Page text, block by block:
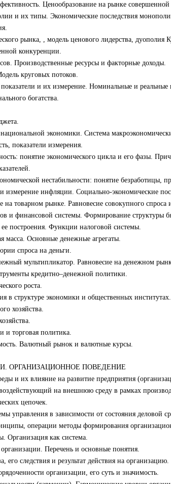
Ценообразование на рынке
и их типы. Экономические последствия
рынка, , модель ценового лидерства, дуополия
конкуренции.
Производственные ресурсы и факторные доходы.
круговых потоков.
и их измерение. Номинальные и реальные
богатства.
экономики. Система
показатели измерения.
понятие экономического цикла и его фазы.
нестабильности: понятие
инфляции. Социально-экономические
на товарном рынке. Равновесие совокупного спроса
и финансовой системы. Формирование структуры
построения. Функции налоговой системы.
Основные денежные агрегаты.
спроса на деньги.
мультипликатор. Равновесие на денежном
кредитно–денежной политики.
роста.
в структуре экономики и общественных
хозяйства.
и торговая политика.
Валютный рынок и валютные курсы.
ОРГАНИЗАЦИОННОЕ ПОВЕДЕНИЕ
и их влияние на развитие предприятия
на внешнюю среду в рамках
цепочек.
управления в зависимости от состояния деловой
операции методы формирования
Организация как система.
Перечень и основные понятия.
его следствия и результат действия на организацию.
организации, его суть и значимость.